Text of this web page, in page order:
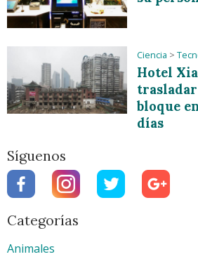
Ciencia >
Hotel
bloque
días
Síguenos
Categorías
Animales